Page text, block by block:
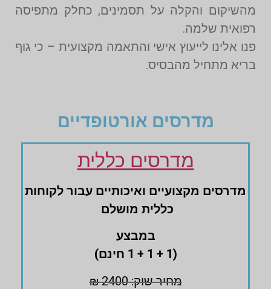
מהשיקום והקלה על תסמינים, כחלק מתפיסה
רפואית שלמה.
פנו אלינו לייעוץ אישי והתאמה מקצועית – כי גוף
בריא מתחיל מהבסיס.
מדרסים אורטופדיים
מדרסים כללית
מדרסים ‏מקצועיים ‏ואיכותיים עבור לקוחות
‏כללית מושלם
במבצע
(1 + 1 + 1 חינם)
מחיר שוק: 2400 ₪